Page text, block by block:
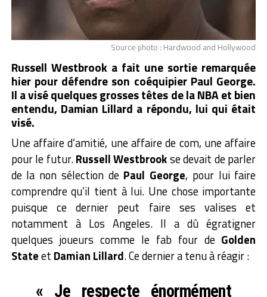
Source photo : Hardwood and Hollywood
Russell Westbrook a fait une sortie remarquée
hier pour défendre son coéquipier Paul George.
Il a visé quelques grosses têtes de la NBA et bien
entendu, Damian Lillard a répondu, lui qui était
visé.
Une affaire d’amitié, une affaire de com, une affaire
pour le futur.Russell Westbrookse devait de parler
de la non sélection dePaul George, pour lui faire
comprendre qu’il tient à lui. Une chose importante
puisque ce dernier peut faire ses valises et
notamment à Los Angeles. Il a dû égratigner
quelques joueurs comme le fab four deGolden
Stateet Damian Lillard. Ce dernier a tenu à réagir :
« Je respecte énormément